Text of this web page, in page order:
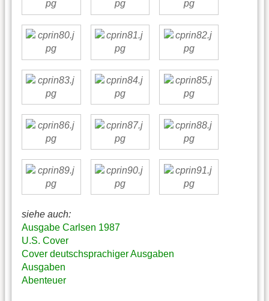
siehe auch:
Ausgabe Carlsen 1987
U.S. Cover
Cover deutschsprachiger Ausgaben
Ausgaben
Abenteuer